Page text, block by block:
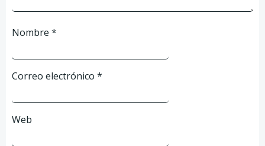
Nombre *
Correo electrónico *
Web